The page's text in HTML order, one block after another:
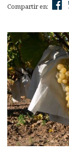
Compartir en: